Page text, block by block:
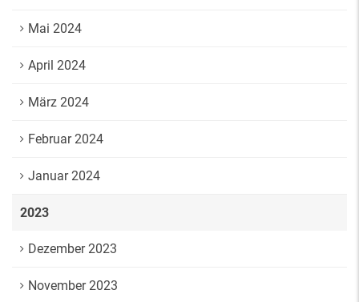
Mai 2024
April 2024
März 2024
Februar 2024
Januar 2024
2023
Dezember 2023
November 2023